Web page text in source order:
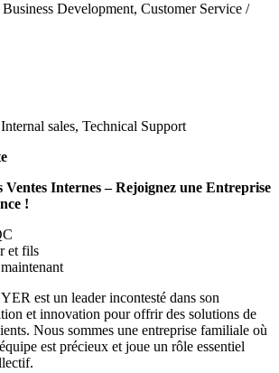
Development, Customer Service /
sales, Technical Support
Ventes Internes – Rejoignez une Entreprise
!
et fils
est un leader incontesté dans son
et innovation pour offrir des solutions de
Nous sommes une entreprise familiale où
est précieux et joue un rôle essentiel